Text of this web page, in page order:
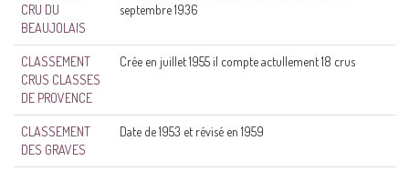
CRU DU
BEAUJOLAIS
septembre 1936
CLASSEMENT
CRUS CLASSES
DE PROVENCE
Crée en juillet 1955 il compte actullement 18 crus
CLASSEMENT
DES GRAVES
Date de 1953 et révisé en 1959